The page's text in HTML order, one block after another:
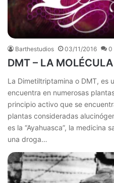
Barthestudios 03/11/2016 0
DMT – LA
La Dimetiltriptamina o DMT, es
encuentra en numerosas
principio activo que se
plantas consideradas
es la “Ayahuasca”, la medicina
una droga…